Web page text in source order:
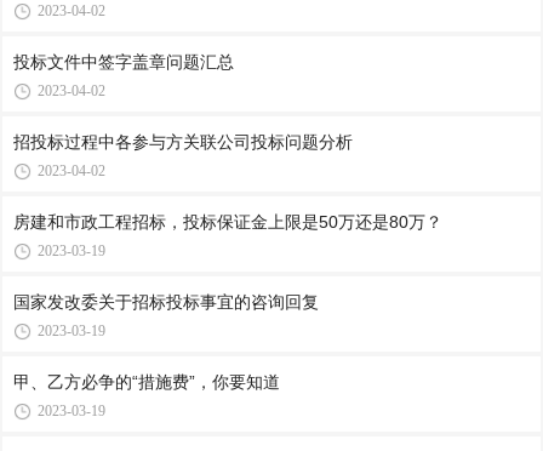
2023-04-02
投标文件中签字盖章问题汇总
2023-04-02
招投标过程中各参与方关联公司投标问题分析
2023-04-02
房建和市政工程招标，投标保证金上限是50万还是80万？
2023-03-19
国家发改委关于招标投标事宜的咨询回复
2023-03-19
甲、乙方必争的“措施费”，你要知道
2023-03-19